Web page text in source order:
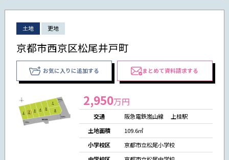
土地 更地
京都市西京区松尾井戸町
お気に入りに追加する まとめて資料請求する
2,950万円
交通
阪急電鉄嵐山線 上桂駅
土地面積
109.6㎡
小学校区
京都市立松尾小学校